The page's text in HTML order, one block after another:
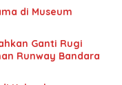
di Museum
Ganti Rugi
Runway Bandara